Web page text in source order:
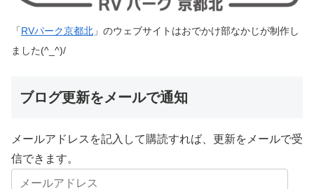
「RVパーク京都北 」のウェブサイトはおでかけ部なかじが制作し
ました(^_^)/
ブログ更新をメールで通知
メールアドレスを記入して購読すれば、更新をメールで受
信できます。